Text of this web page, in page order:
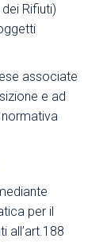
Rifiuti)
associate
e ad
per il
all’art.188